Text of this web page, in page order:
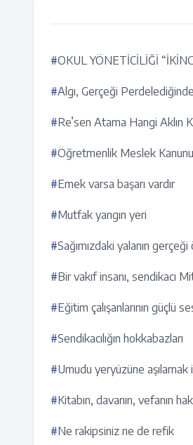
#OKUL YÖNETİCİLİĞİ
#Algı, Gerçeği
#Re’sen Atama Hangi Aklın
#Öğretmenlik Meslek
#Emek varsa başarı vardır
#Mutfak yangın yeri
#Sağımızdaki yalanın
#Bir vakıf insanı, sendikacı
#Eğitim çalışanlarının güçlü
#Sendikacılığın hokkabazları
#Umudu yeryüzüne
#Kitabın, davanın, vefanın
#Ne rakipsiniz ne de refik